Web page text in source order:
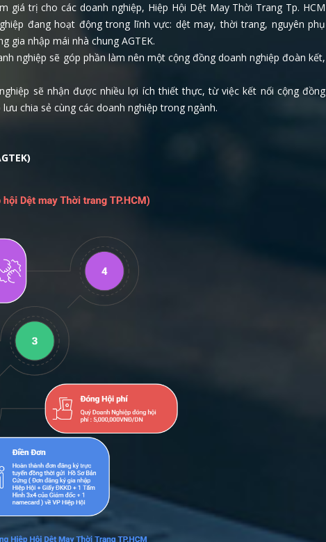
giá trị cho các doanh nghiệp, Hiệp Hội Dệt May Thời Trang Tp. HCM
đang hoạt động trong lĩnh vực: dệt may, thời trang, nguyên phụ
gia nhập mái nhà chung AGTEK.
nghiệp sẽ góp phần làm nên một cộng đồng doanh nghiệp đoàn kết,
sẽ nhận được nhiều lợi ích thiết thực, từ việc kết nối cộng đồng
chia sẻ cùng các doanh nghiệp trong ngành.